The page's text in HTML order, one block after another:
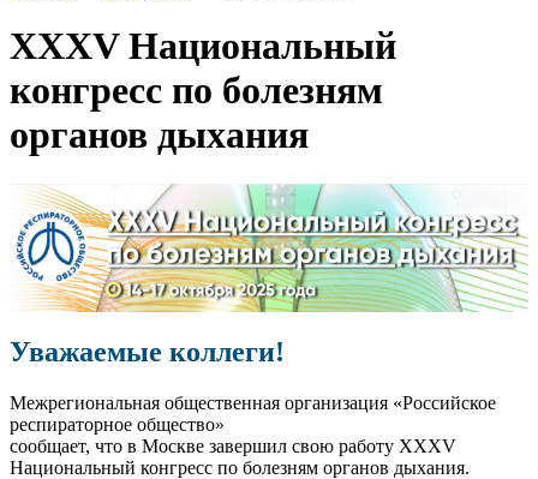
XXXV Национальный
конгресс по болезням
органов дыхания
Уважаемые коллеги!
Межрегиональная общественная организация «Российское
респираторное общество»
сообщает, что в Москве завершил свою работу XXXV
Национальный конгресс по болезням органов дыхания.